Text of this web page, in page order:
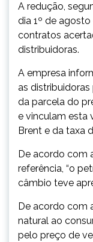
A redução,
dia 1º de
contratos
distribuidoras.
A empresa
as
da parcela do
e vinculam esta
Brent e da taxa
De acordo com
referência, “o
câmbio teve
De acordo com
natural ao
pelo preço de